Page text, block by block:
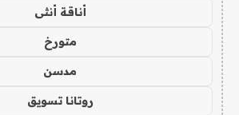
أناقة أنثى
متورخ
مدسن
روتانا تسويق